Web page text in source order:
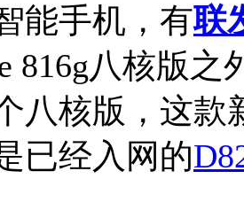
能手机，有联
816g八核版
八核版，这款
已经入网的